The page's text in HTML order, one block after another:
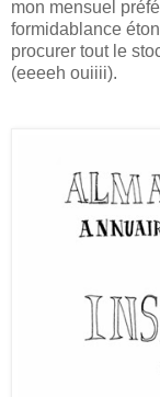
mon mensuel
formidablance
procurer tout le
(eeeeh ouiiii).